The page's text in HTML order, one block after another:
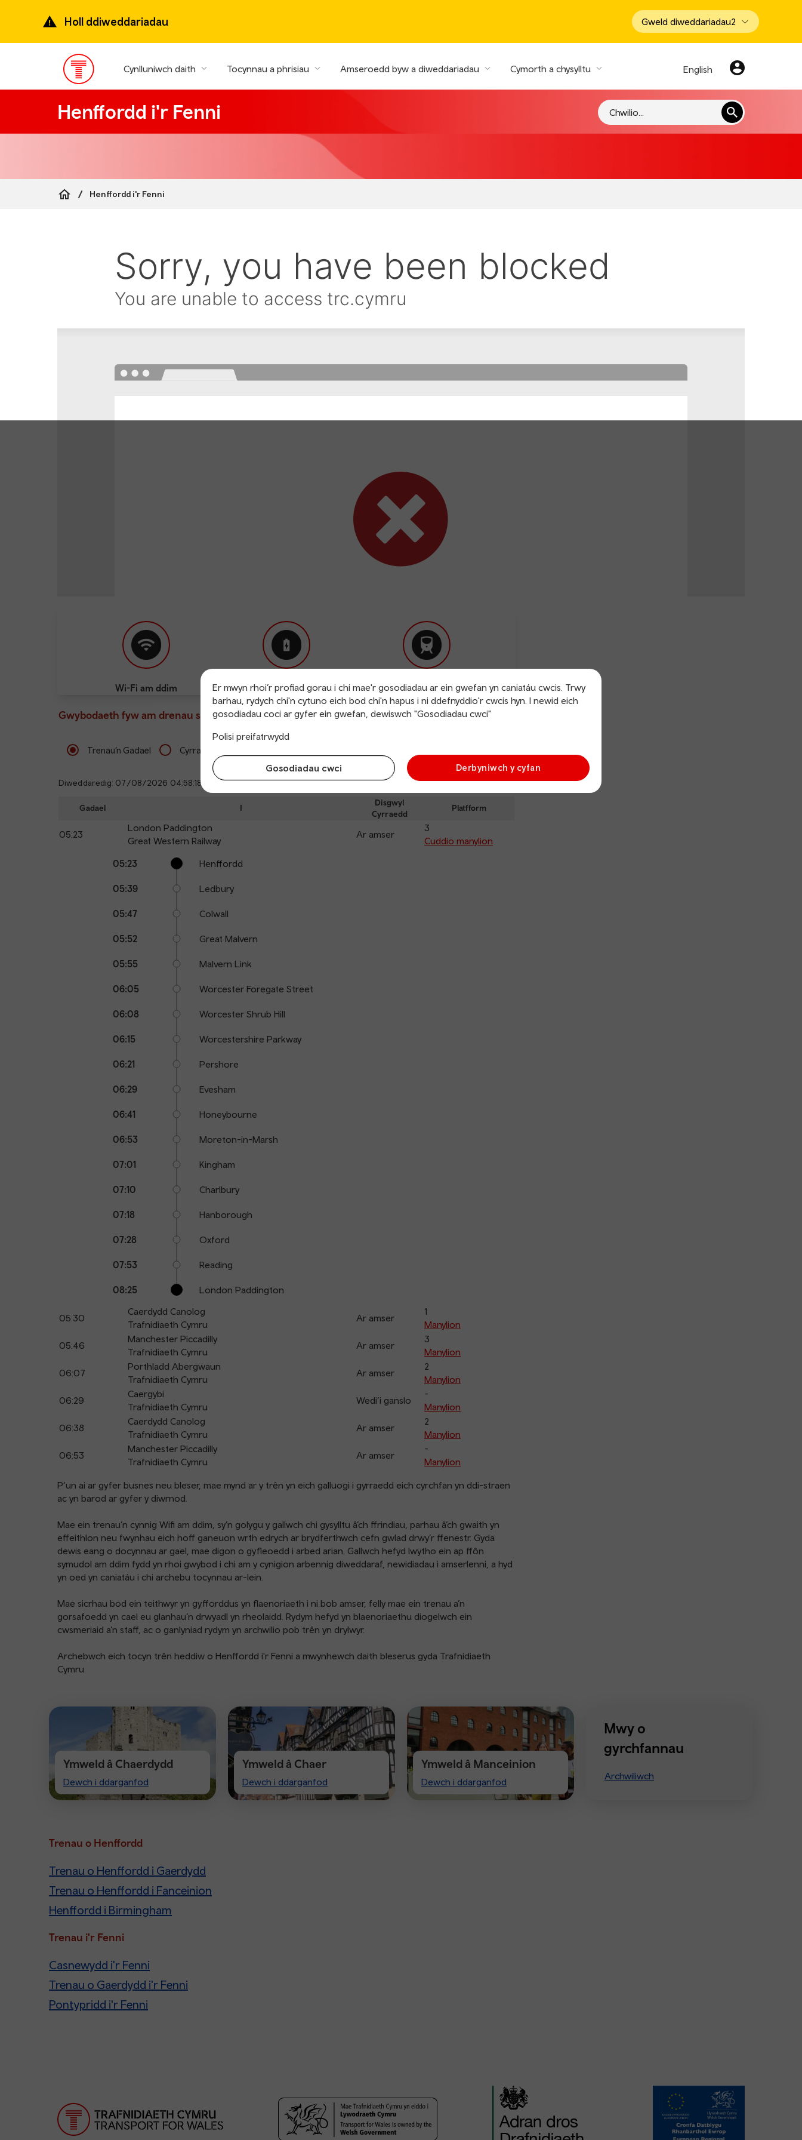
prif
Holl ddiweddariadau Gweld diweddariadau2
Prif
ddewislen
Cynlluniwch daith Tocynnau a phrisiau Amseroedd byw a diweddariadau Cymorth a chysylltu English
Henffordd i'r Fenni Chwilio
Henffordd i'r Fenni
Er mwyn rhoi’r profiad gorau i chi mae'r gosodiadau ar ein gwefan yn caniatáu cwcis. Trwy
barhau, rydych chi'n cytuno eich bod chi'n hapus i ni ddefnyddio'r cwcis hyn. I newid eich
gosodiadau coci ar gyfer ein gwefan, dewiswch "Gosodiadau cwci"
Polisi preifatrwydd
Gosodiadau cwci Derbyniwch y cyfan
Wi-Fi am ddim Pwyntiau gwefru Uniongyrchol
Gwybodaeth fyw am drenau sy’n gadael ac yn cyrraedd
Trenau’n Gadael Cyrraedd
Diweddaredig: 07/08/2026 04:58:18
Gadael I
Disgwyl
Cyrraedd
Platfform
05:23
London Paddington
Great Western Railway
Ar amser
3
Cuddio manylion
points
Arrival
Station
05:23 Henffordd
05:39 Ledbury
05:47 Colwall
05:52 Great Malvern
05:55 Malvern Link
06:05 Worcester Foregate Street
06:08 Worcester Shrub Hill
06:15 Worcestershire Parkway
06:21 Pershore
06:29 Evesham
06:41 Honeybourne
06:53 Moreton-in-Marsh
07:01 Kingham
07:10 Charlbury
07:18 Hanborough
07:28 Oxford
07:53 Reading
08:25 London Paddington
05:30
Caerdydd Canolog
Trafnidiaeth Cymru
Ar amser
1
Manylion
05:46
Manchester Piccadilly
Trafnidiaeth Cymru
Ar amser
3
Manylion
06:07
Porthladd Abergwaun
Trafnidiaeth Cymru
Ar amser
2
Manylion
06:29
Caergybi
Trafnidiaeth Cymru
Wedi’i ganslo
-
Manylion
06:38
Caerdydd Canolog
Trafnidiaeth Cymru
Ar amser
2
Manylion
06:53
Manchester Piccadilly
Trafnidiaeth Cymru
Ar amser
-
Manylion
P’un ai ar gyfer busnes neu bleser, mae mynd ar y trên yn eich galluogi i gyrraedd eich cyrchfan yn ddi-straen
ac yn barod ar gyfer y diwrnod.
Mae ein trenau’n cynnig Wifi am ddim, sy’n golygu y gallwch chi gysylltu â’ch ffrindiau, parhau â’ch gwaith yn
effeithlon neu fwynhau eich hoff ganeuon wrth edrych ar brydferthwch cefn gwlad drwy’r ffenestr. Gyda
dewis eang o docynnau ar gael, mae digon o gyfleoedd i arbed arian. Gallwch hefyd lwytho ein ap ffôn
symudol am ddim fydd yn rhoi gwybod i chi am y cynigion arbennig diweddaraf, newidiadau i amserlenni, a hyd
yn oed yn caniatáu i chi archebu tocynnau ar-lein.
Mae sicrhau bod ein teithwyr yn gyfforddus yn flaenoriaeth i ni bob amser, felly mae ein trenau a’n
gorsafoedd yn cael eu glanhau’n drwyadl yn rheolaidd. Rydym hefyd yn blaenoriaethu diogelwch ein
cwsmeriaid a’n staff, ac o ganlyniad rydym yn archwilio pob trên yn drylwyr.
Archebwch eich tocyn trên heddiw o Henffordd i'r Fenni a mwynhewch daith bleserus gyda Trafnidiaeth
Cymru.
Ymweld â Chaerdydd
Dewch i ddarganfod
Visit
Cardiff
Ymweld â Chaer
Dewch i ddarganfod
Visit
Chester
Ymweld â Manceinion
Dewch i ddarganfod
Visiting
Manchester
Mwy o
gyrchfannau
Archwiliwch
Trenau o Henffordd
Trenau o Henffordd i Gaerdydd
Trenau o Henffordd i Fanceinion
Henffordd i Birmingham
Trenau i'r Fenni
Casnewydd i'r Fenni
Trenau o Gaerdydd i'r Fenni
Pontypridd i'r Fenni